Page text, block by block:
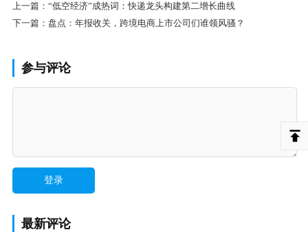
上一篇： “低空经济”成热词：快递龙头构建第二增长曲线
下一篇： 盘点：年报收关，跨境电商上市公司们谁领风骚？
参与评论
最新评论